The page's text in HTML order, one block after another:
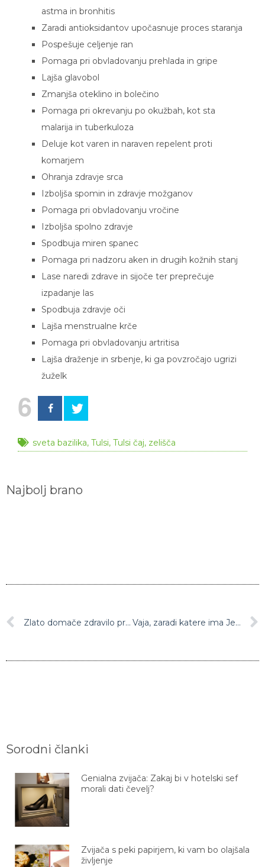
astma in bronhitis
Zaradi antioksidantov upočasnuje proces staranja
Pospešuje celjenje ran
Pomaga pri obvladovanju prehlada in gripe
Lajša glavobol
Zmanjša oteklino in bolečino
Pomaga pri okrevanju po okužbah, kot sta
malarija in tuberkuloza
Deluje kot varen in naraven repelent proti
komarjem
Ohranja zdravje srca
Izboljša spomin in zdravje možganov
Pomaga pri obvladovanju vročine
Izboljša spolno zdravje
Spodbuja miren spanec
Pomaga pri nadzoru aken in drugih kožnih stanj
Lase naredi zdrave in sijoče ter preprečuje
izpadanje las
Spodbuja zdravje oči
Lajša menstrualne krče
Pomaga pri obvladovanju artritisa
Lajša draženje in srbenje, ki ga povzročajo ugrizi
žuželk
6
sveta bazilika, Tulsi, Tulsi čaj, zelišča
Najbolj brano
Zlato domače zdravilo proti prehladu za odrasle in otroke: Čebulni “žakeljček” Vaja, zaradi katere ima Jennifer Aniston popolno izoblikovane roke
Sorodni članki
Genialna zvijača: Zakaj bi v hotelski sef
morali dati čevelj?
Zvijača s peki papirjem, ki vam bo olajšala
življenje